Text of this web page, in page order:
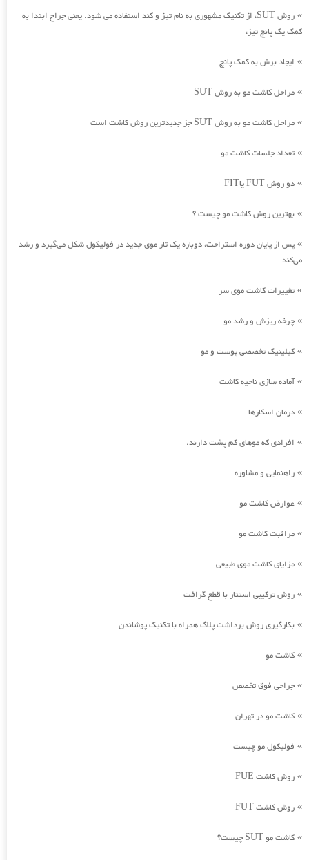
»
روش SUT، از تکنیک مشهوری به نام تیز و کند استفاده می شود. یعنی جراح ابتدا به
کمک یک پانچ تیز،
» ایجاد برش به کمک پانچ
» مراحل کاشت مو به روش SUT
» مراحل کاشت مو به روش SUT جز جدیدترین روش کاشت است
» تعداد جلسات کاشت مو
» دو روش FUT یاFIT
» بهترین روش کاشت مو چیست ؟
» پس از پایان دوره استراحت، دوباره یک تار موی جدید در فولیکول شکل می‌گیرد و رشد
می‌کند
» تغییرات کاشت موی سر
» چرخه ریزش و رشد مو
» کیلینیک تخصصی پوست و مو
»آماده سازی ناحیه کاشت
» درمان اسکارها
» افرادی که موهای کم پشت دارند.
» راهنمایی و مشاوره
» عوارض کاشت مو
» مراقبت کاشت مو
» مزایای کاشت موی طبیعی
» روش ترکیبی استتار با قطع گرافت
» بکارگیری روش برداشت پلاگ همراه با تکنیک پوشاندن
» کاشت مو
» جراحی فوق تخصص
» کاشت مو در تهران
» فولیکول مو چیست
» روش کاشت FUE
» روش کاشت FUT
» کاشت مو SUT چیست؟